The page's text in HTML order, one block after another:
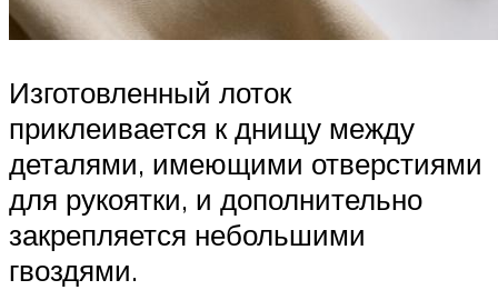
Изготовленный лоток
приклеивается к днищу между
деталями, имеющими отверстиями
для рукоятки, и дополнительно
закрепляется небольшими
гвоздями.